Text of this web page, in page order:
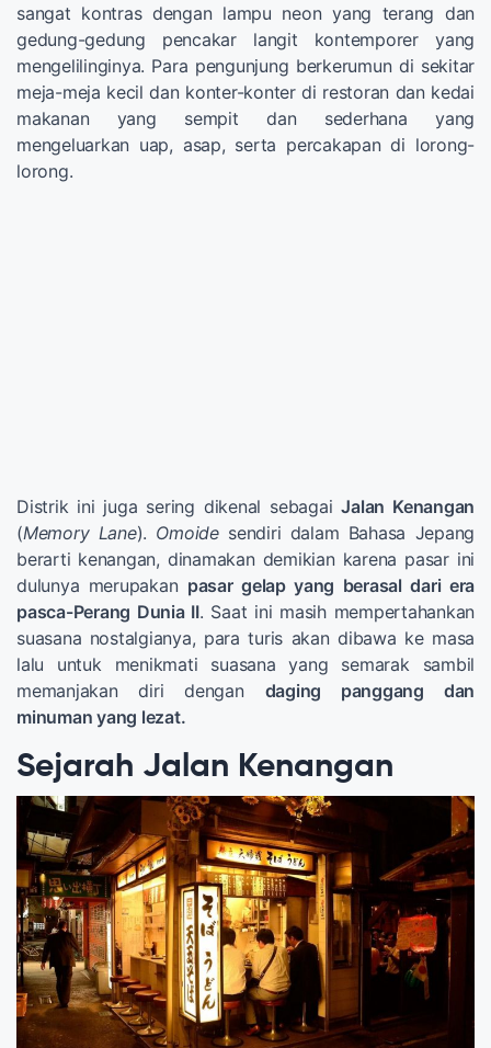
sangat kontras dengan lampu neon yang terang dan
gedung-gedung pencakar langit kontemporer yang
mengelilinginya. Para pengunjung berkerumun di sekitar
meja-meja kecil dan konter-konter di restoran dan kedai
makanan yang sempit dan sederhana yang
mengeluarkan uap, asap, serta percakapan di lorong-
lorong.
Distrik ini juga sering dikenal sebagaiJalan Kenangan
(Memory Lane). Omoidesendiri dalam Bahasa Jepang
berarti kenangan, dinamakan demikian karena pasar ini
dulunya merupakan pasar gelap yang berasal dari era
pasca-Perang Dunia II. Saat ini masih mempertahankan
suasana nostalgianya, para turis akan dibawa ke masa
lalu untuk menikmati suasana yang semarak sambil
memanjakan diri dengan daging panggang dan
minuman yang lezat.
Sejarah Jalan Kenangan